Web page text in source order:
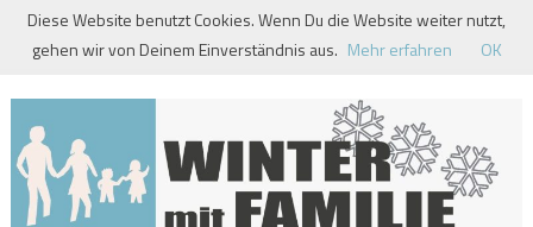
SkipDiese Website benutzt Cookies. Wenn Du die Website weiter nutzt,
gehen wir von Deinem Einverständnis aus. Mehr erfahren OK